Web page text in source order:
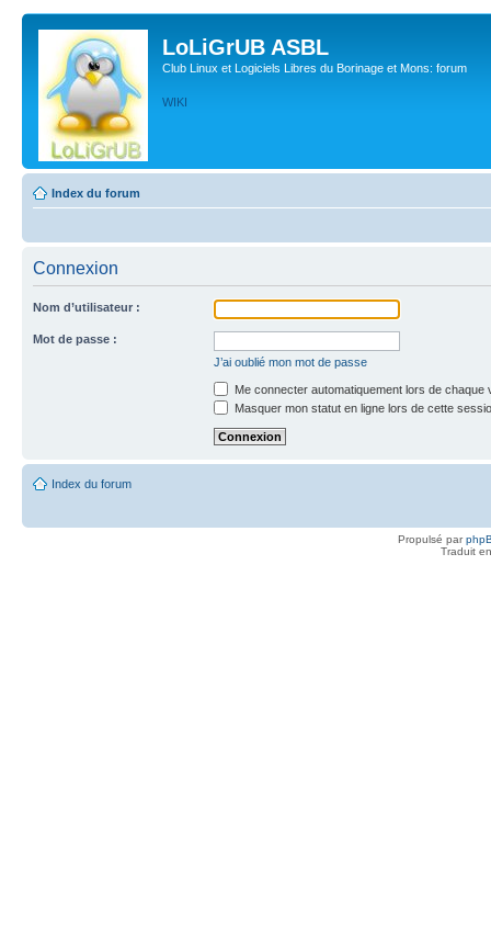
LoLiGrUB ASBL
Club Linux et Logiciels Libres du Borinage et Mons: forum
WIKI
Index du forum
Connexion
Nom d’utilisateur :
Mot de passe :
J’ai oublié mon mot de passe
Me connecter automatiquement lors de chaque
Masquer mon statut en ligne lors de cette
Index du forum
Propulsé par
Traduit